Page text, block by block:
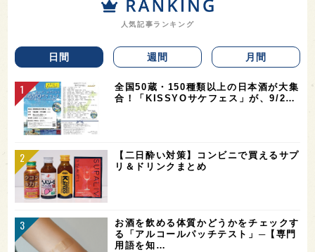
人気記事ランキング
日間 週間 月間
全国50蔵・150種類以上の日本酒が大集
合！「KISSYOサケフェス」が、9/2…
【二日酔い対策】コンビニで買えるサプ
リ＆ドリンクまとめ
お酒を飲める体質かどうかをチェックす
る「アルコールパッチテスト」─【専門
用語を知…